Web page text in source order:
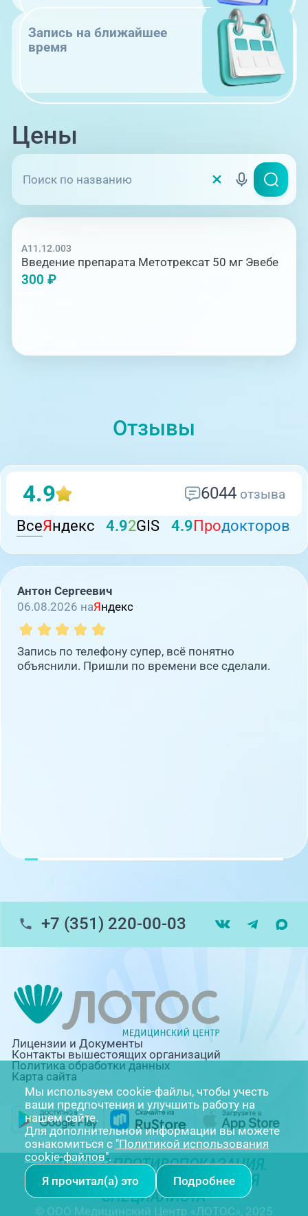
Запись на ближайшее
время
Цены
A11.12.003
Введение препарата Метотрексат 50 мг Эвебе
300 ₽
Отзывы
4.9 6044отзыва
ВсеЯндекс 4.92GIS 4.9Продокторов
Антон Сергеевич
06.08.2026 наЯндекс
Запись по телефону супер, всё понятно
объяснили. Пришли по времени все сделали.
+7 (351) 220-00-03
Лицензии и Документы
Контакты вышестоящих организаций
Политика обработки данных
Карта сайта
ИМЕЮТСЯ ПРОТИВОПОКАЗАНИЯ.
НЕОБХОДИМА КОНСУЛЬТАЦИЯ
СПЕЦИАЛИСТА
© ООО Медицинский Центр «ЛОТОС», 2025
Мы используем cookie-файлы, чтобы учесть
ваши предпочтения и улучшить работу на
нашем сайте.
Для дополнительной информации вы можете
ознакомиться с "Политикой использования
cookie-файлов".
Я прочитал(а) это
Подробнее